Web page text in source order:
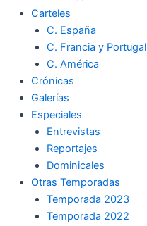
Carteles
C. España
C. Francia y Portugal
C. América
Crónicas
Galerías
Especiales
Entrevistas
Reportajes
Dominicales
Otras Temporadas
Temporada 2023
Temporada 2022